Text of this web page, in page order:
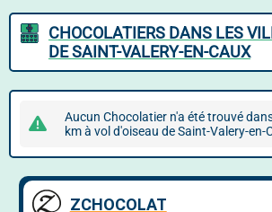
CHOCOLATIERS DANS LES
DE SAINT-VALERY-EN-CAUX
Aucun Chocolatier n'a été trouvé
km à vol d'oiseau de Saint-Valery-en-